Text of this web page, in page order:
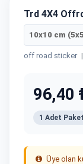
Trd 4X4
10x10 cm
off road sticker |
96,40
1 Adet Paket
Üye olan